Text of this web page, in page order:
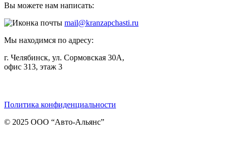
Вы можете нам написать:
mail@kranzapchasti.ru
Мы находимся по адресу:
г. Челябинск, ул. Сормовская 30А,
офис 313, этаж 3
Политика конфиденциальности
© 2025 ООО “Авто-Альянс”